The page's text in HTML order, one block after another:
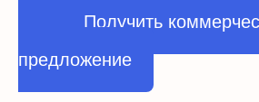
Получить
предложение